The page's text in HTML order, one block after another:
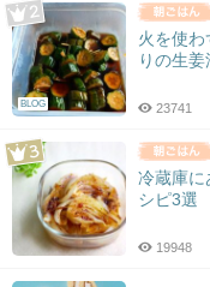
BLOG
火を使わ
りの生
23741
冷蔵庫に
シピ3選
19948